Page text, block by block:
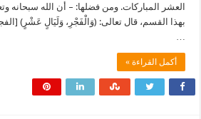
العشر المباركات. ومن فضلها: – أن الله سبحانه
أكمل القراءة »